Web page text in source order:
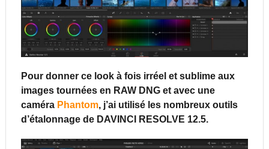
Pour donner ce look à fois irréel et sublime aux
images tournées en RAW DNG et avec une
caméra Phantom, j’ai utilisé les nombreux outils
d’étalonnage de DAVINCI RESOLVE 12.5.